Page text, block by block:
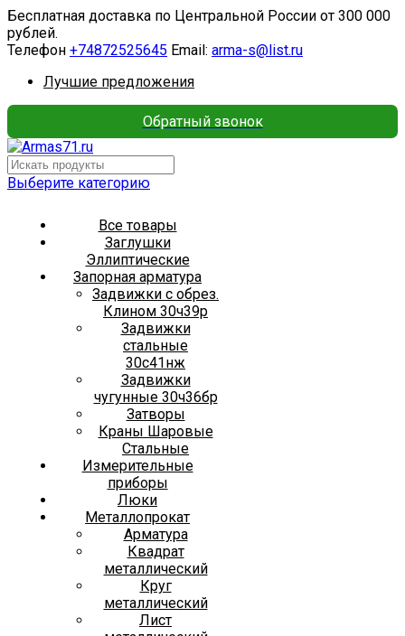
Бесплатная доставка по Центральной России от 300 000
рублей.
Телефон +74872525645 Email: arma-s@list.ru
Лучшие предложения
Обратный звонок
Выберите категорию
Все товары
Заглушки
Эллиптические
Запорная арматура
Задвижки с обрез.
Клином 30ч39р
Задвижки
стальные
30с41нж
Задвижки
чугунные 30ч36бр
Затворы
Краны Шаровые
Стальные
Измерительные
приборы
Люки
Металлопрокат
Арматура
Квадрат
металлический
Круг
металлический
Лист